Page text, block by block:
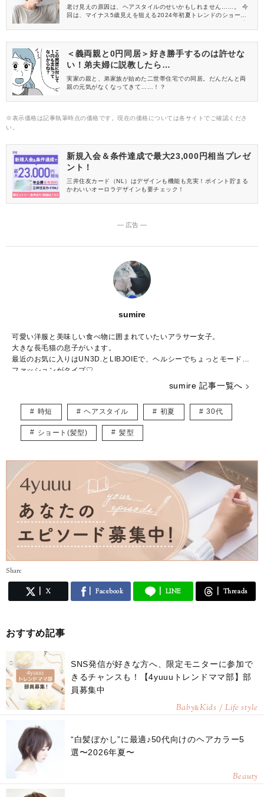
老け見えの原因は、ヘアスタイルのせいかもしれません……。 今
回は、マイナス5歳見えを狙える2024年初夏トレンドのショート
視の方も必見です♪
＜義両親と0円同居＞好き勝手するのは許せな
い！弟夫婦に説教したら…
実家の親と、弟家族が始めた二世帯住宅での同居。だんだんと両
親の元気がなくなってきて……！？
※表示価格は記事執筆時点の価格です。現在の価格については各サイトでご確認くださ
い。
新規入会＆条件達成で最大23,000円相当プレゼ
ント！
三井住友カード（NL）はデザインも機能も充実！ポイント貯まる
かわいいオーロラデザインも要チェック！
― 広告 ―
sumire
可愛い洋服と美味しい食べ物に囲まれていたいアラサー女子。
大きな長毛猫の息子がいます。
最近のお気に入りはUN3D.とLIBJOIEで、ヘルシーでちょっとモードな
ファッションがタイプ♡
普段はWEBライター兼パーソナルスタイリストとして活動中。
取り入れたコーデ術を日々研究・発信しています。
★インスタ
https://www.instagram.com/_sumirey__/
★ブログ
sumire 記事一覧へ
時短 ヘアスタイル 初夏 30代
ショート(髪型) 髪型
Share
X Facebook LINE Threads
おすすめ記事
SNS発信が好きな方へ、限定モニターに参加で
きるチャンスも！【4yuuuトレンドママ部】部
員募集中
Baby&Kids / Life style
“白髪ぼかし”に最適♪50代向けのヘアカラー5
選〜2026年夏〜
Beauty